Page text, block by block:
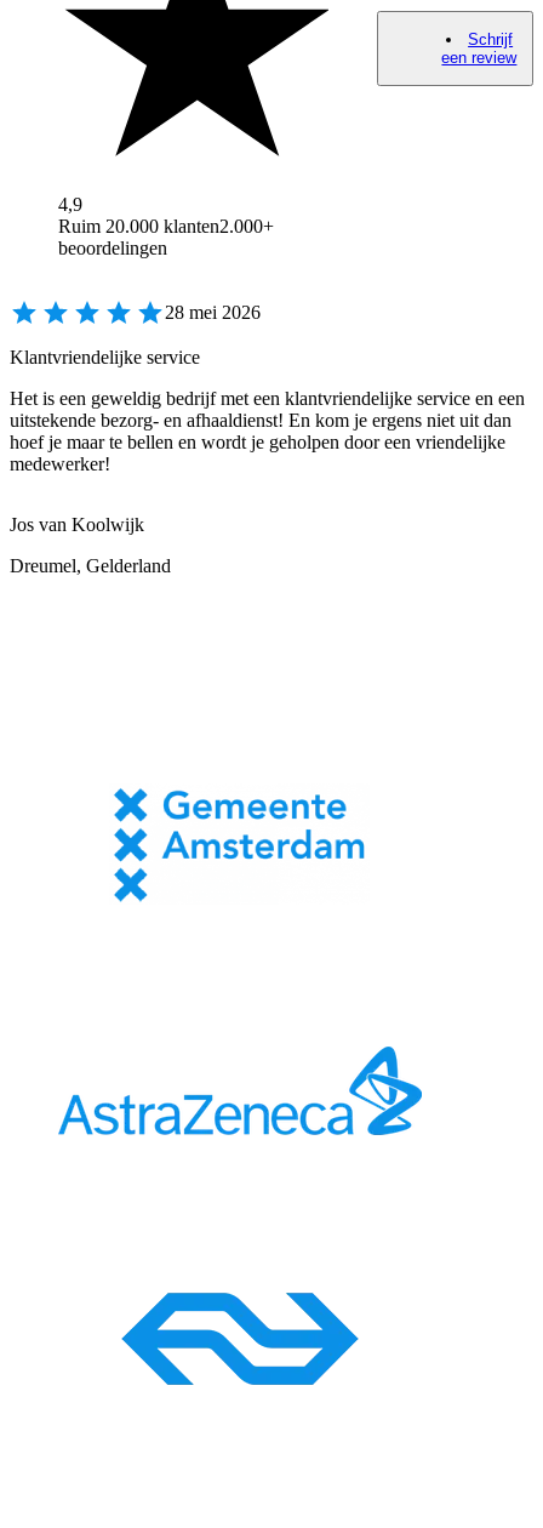
4,9
Ruim 20.000 klanten2.000+
beoordelingen
Schrijf
een review
28 mei 2026
Klantvriendelijke service
Het is een geweldig bedrijf met een klantvriendelijke service en een
uitstekende bezorg- en afhaaldienst! En kom je ergens niet uit dan
hoef je maar te bellen en wordt je geholpen door een vriendelijke
medewerker!
Jos van Koolwijk
Dreumel, Gelderland